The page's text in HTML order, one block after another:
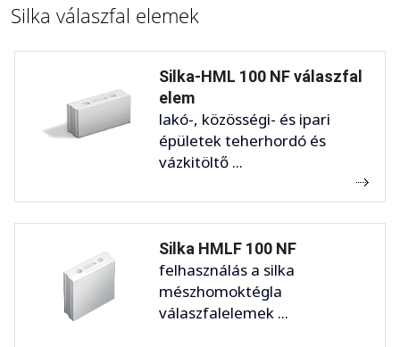
Silka válaszfal elemek
Silka-HML 100 NF válaszfal
elem
lakó-, közösségi- és ipari
épületek teherhordó és
vázkitöltő ...
Silka HMLF 100 NF
felhasználás a silka
mészhomoktégla
válaszfalelemek ...